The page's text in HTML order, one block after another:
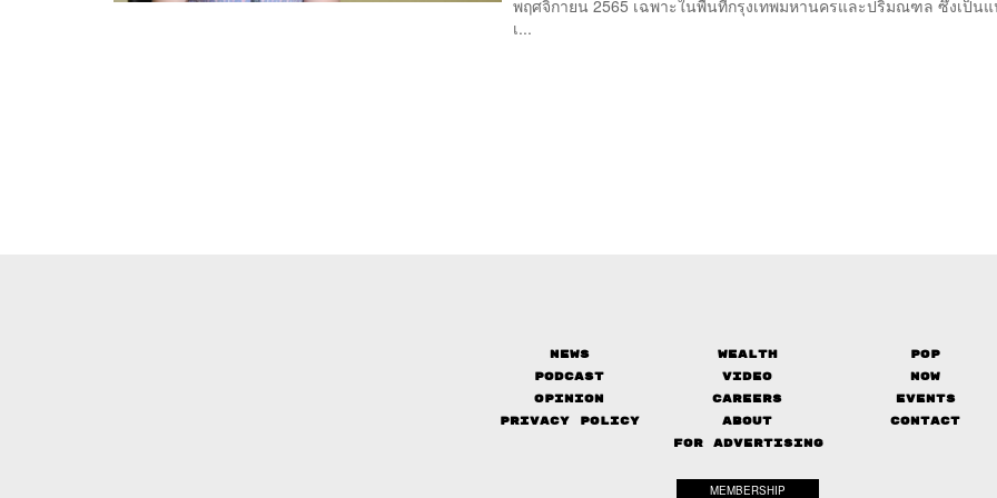
พฤศจิกายน 2565 เฉพาะในพื้นที่กรุงเทพมหานครและปริมณฑล ซึ่งเป็น
เ...
News Wealth
Pop
Podcast
Video
Now
Opinion
Careers
Events
Privacy Policy
About
Contact
FOR ADVERTISING
MEMBERSHIP